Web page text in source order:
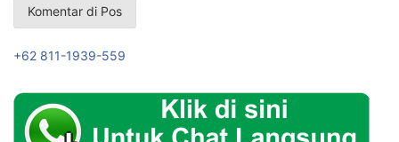
+62 811-1939-559